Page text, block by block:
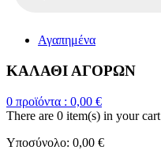
Αγαπημένα
ΚΑΛΑΘΙ ΑΓΟΡΩΝ
0 προϊόντα : 0,00 €
There are 0 item(s) in your cart
Υποσύνολο: 0,00 €